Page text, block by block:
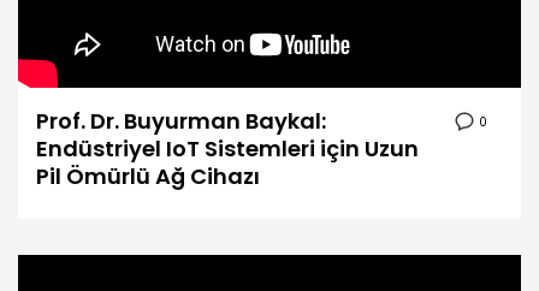
0
Prof. Dr. Buyurman Baykal:
Endüstriyel IoT Sistemleri için Uzun
Pil Ömürlü Ağ Cihazı